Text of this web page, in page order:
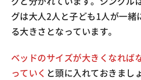
グは大人2人と子ども1人が一緒
る大きさとなっています。
ベッドのサイズが大きくなれば
っていく と頭に入れておきまし